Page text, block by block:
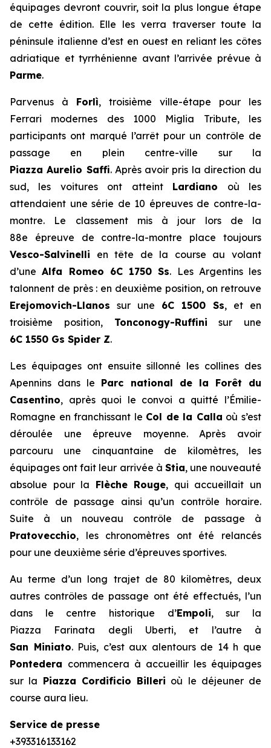
équipages devront couvrir, soit la plus longue étape
de cette édition. Elle les verra traverser toute la
péninsule italienne d’est en ouest en reliant les côtes
adriatique et tyrrhénienne avant l’arrivée prévue à
Parme.
Parvenus à Forlì, troisième ville-étape pour les
Ferrari modernes des 1000 Miglia Tribute, les
participants ont marqué l’arrêt pour un contrôle de
passage en plein centre-ville sur la
Piazza Aurelio Saffi. Après avoir pris la direction du
sud, les voitures ont atteint Lardiano où les
attendaient une série de 10 épreuves de contre-la-
montre. Le classement mis à jour lors de la
88e épreuve de contre-la-montre place toujours
Vesco-Salvinelli en tête de la course au volant
d’uneAlfa Romeo 6C 1750 Ss. Les Argentins les
talonnent de près : en deuxième position, on retrouve
Erejomovich-Llanos sur une 6C 1500 Ss, et en
troisième position, Tonconogy-Ruffini sur une
6C 1550 Gs Spider Z.
Les équipages ont ensuite sillonné les collines des
Apennins dans le Parc national de la Forêt du
Casentino, après quoi le convoi a quitté l’Émilie-
Romagne en franchissant le Col de la Calla où s’est
déroulée une épreuve moyenne. Après avoir
parcouru une cinquantaine de kilomètres, les
équipages ont fait leur arrivée à Stia, une nouveauté
absolue pour la Flèche Rouge, qui accueillait un
contrôle de passage ainsi qu’un contrôle horaire.
Suite à un nouveau contrôle de passage à
Pratovecchio, les chronomètres ont été relancés
pour une deuxième série d’épreuves sportives.
Au terme d’un long trajet de 80 kilomètres, deux
autres contrôles de passage ont été effectués, l’un
dans le centre historique d’Empoli, sur la
Piazza Farinata degli Uberti, et l’autre à
San Miniato. Puis, c’est aux alentours de 14 h que
Pontedera commencera à accueillir les équipages
sur la Piazza Cordificio Billeri où le déjeuner de
course aura lieu.
Service de presse
+393316133162